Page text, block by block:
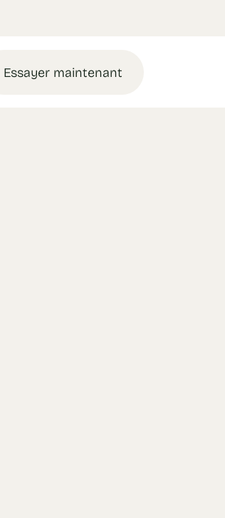
Essayer maintenant